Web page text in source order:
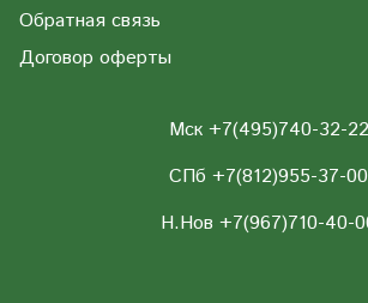
Обратная связь
Договор оферты
Мск +7(495)740-32-22
СПб +7(812)955-37-00
Н.Нов +7(967)710-40-